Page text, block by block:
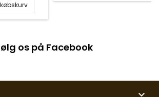
os på Facebook